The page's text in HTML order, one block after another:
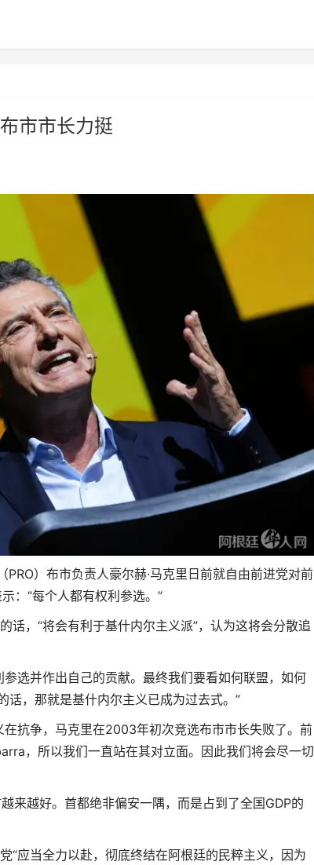
市市长力挺
）布市负责人豪尔赫·马克里日前就自由前进党对前
：“每个人都有权利参选。”
话，“将会有利于基什内尔主义派”，认为这将会分散追
选并作出自己的贡献。最终我们要看如何联盟，如何
话，那就是基什内尔主义已成为过去式。”
在抗争，马克里在2003年初次竞选布市市长失败了。前
，所以我们一直站在其对立面。因此我们将会尽一切
来越好。首都绝非偏安一隅，而是占到了全国GDP的
“应当全力以赴，彻底终结在阿根廷的民粹主义，因为